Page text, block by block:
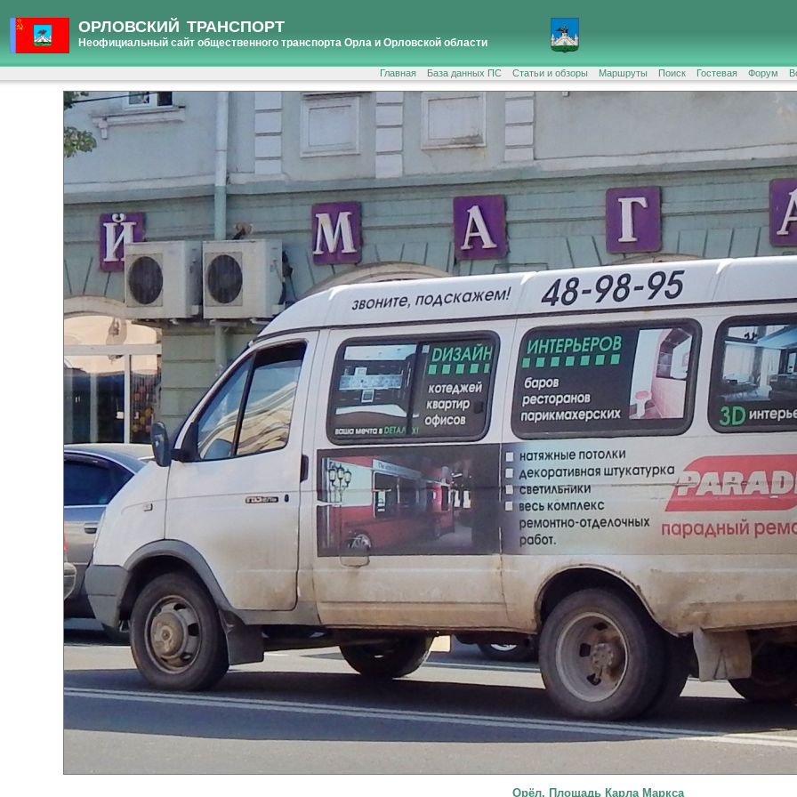
ОРЛОВСКИЙ ТРАНСПОРТ
Неофициальный сайт общественного транспорта Орла и Орловской области
Главная База данных ПС Статьи и обзоры Маршруты Поиск Гостевая Форум
Орёл, Площадь Карла Маркса